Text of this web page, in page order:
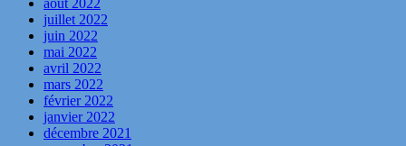
août 2022
juillet 2022
juin 2022
mai 2022
avril 2022
mars 2022
février 2022
janvier 2022
décembre 2021